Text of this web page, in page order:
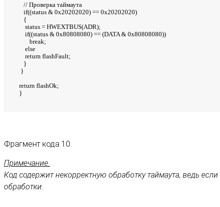
// Проверка таймаута
if((status & 0x20202020) == 0x20202020)
{
status = HWEXTBUS(ADR);
if((status & 0x80808080) == (DATA & 0x80808080))
break;
else
return flashFault;
}
}
return flashOk;
}
Фрагмент кода 10.
Примечание.
Код содержит некорректную обработку таймаута, ведь
обработки.